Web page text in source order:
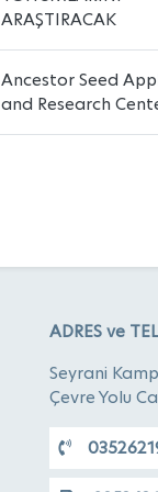
ARAŞTIRACAK
Ancestor Seed
and Research
ADRES ve
Seyrani
Çevre Yolu